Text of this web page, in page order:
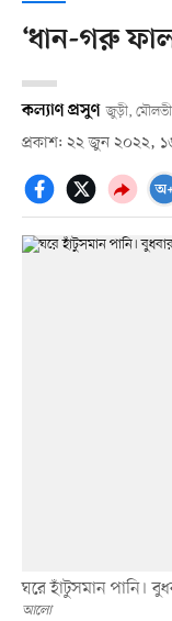
‘ধান-গরু
কল্যাণ প্রসুণ জুড়ী,
প্রকাশ: ২২ জুন ২০২২,
ঘরে হাঁটুসমান পানি।
আলো